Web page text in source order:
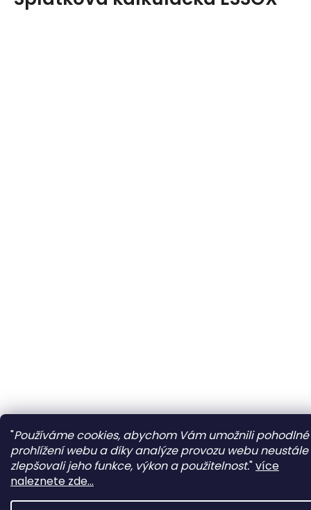
"Používáme cookies, abychom Vám umožnili pohodlné
prohlížení webu a díky analýze provozu webu neustále
zlepšovali jeho funkce, výkon a použitelnost."více
naleznete zde...